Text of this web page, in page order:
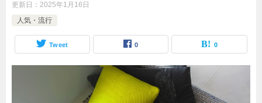
更新日： 2025年1月16日
人気・流行
Tweet 0 0